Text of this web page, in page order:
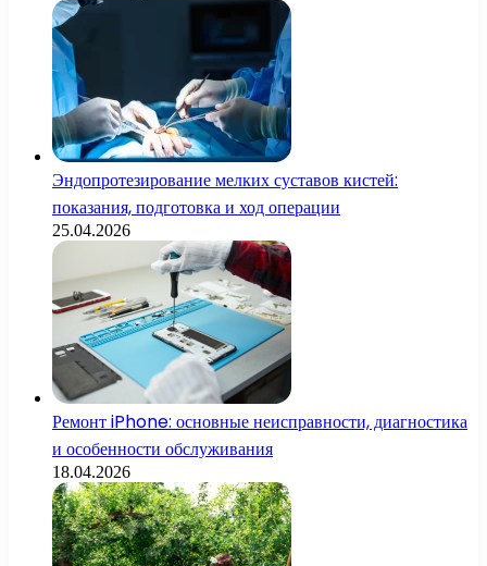
Эндопротезирование мелких суставов кистей:
показания, подготовка и ход операции
25.04.2026
Ремонт iPhone: основные неисправности, диагностика
и особенности обслуживания
18.04.2026